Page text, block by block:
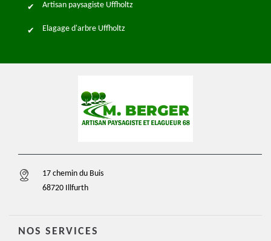
Artisan paysagiste Uffholtz
Elagage d'arbre Uffholtz
17 chemin du Buis
68720 Illfurth
NOS SERVICES